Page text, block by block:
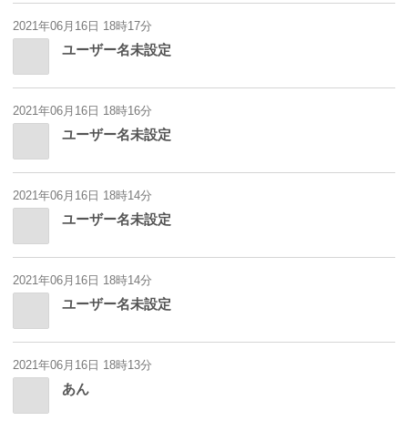
2021年06月16日 18時17分
ユーザー名未設定
2021年06月16日 18時16分
ユーザー名未設定
2021年06月16日 18時14分
ユーザー名未設定
2021年06月16日 18時14分
ユーザー名未設定
2021年06月16日 18時13分
あん